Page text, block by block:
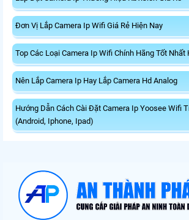
Đơn Vị Lắp Camera Ip Wifi Giá Rẻ Hiện Nay
Top Các Loại Camera Ip Wifi Chính Hãng Tốt Nhất
Nên Lắp Camera Ip Hay Lắp Camera Hd Analog
Hướng Dẫn Cách Cài Đặt Camera Ip Yoosee Wifi
(Android, Iphone, Ipad)